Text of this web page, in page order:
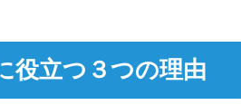
役立つ３つの理由